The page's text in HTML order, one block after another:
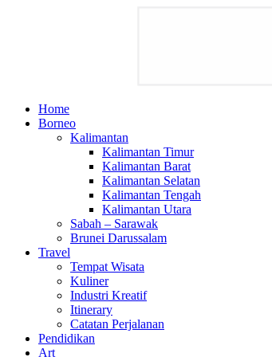
Home
Borneo
Kalimantan
Kalimantan Timur
Kalimantan Barat
Kalimantan Selatan
Kalimantan Tengah
Kalimantan Utara
Sabah – Sarawak
Brunei Darussalam
Travel
Tempat Wisata
Kuliner
Industri Kreatif
Itinerary
Catatan Perjalanan
Pendidikan
Art